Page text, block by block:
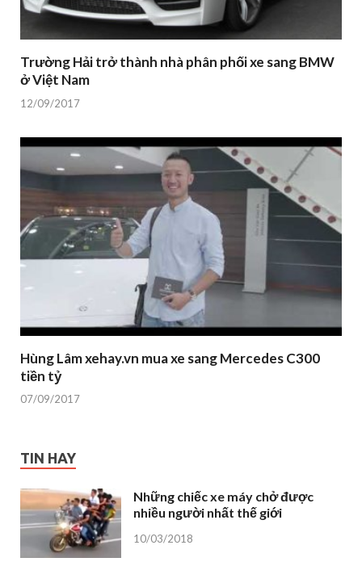
Trường Hải trở thành nhà phân phối xe sang BMW
ở Việt Nam
12/09/2017
Hùng Lâm xehay.vn mua xe sang Mercedes C300
tiền tỷ
07/09/2017
TIN HAY
Những chiếc xe máy chở được
nhiều người nhất thế giới
10/03/2018